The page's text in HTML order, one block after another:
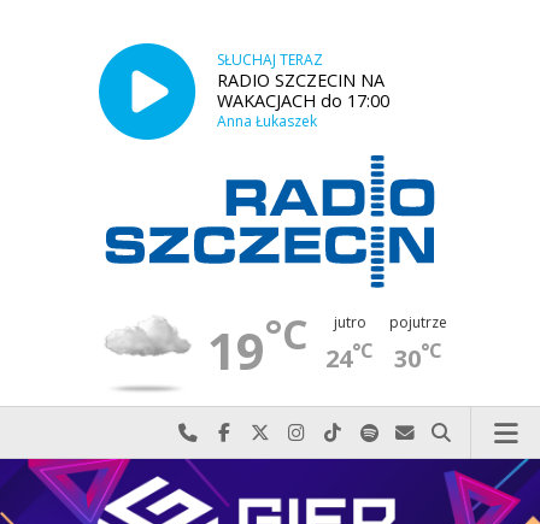
SŁUCHAJ TERAZ
RADIO SZCZECIN NA
WAKACJACH do 17:00
Anna Łukaszek
19°C jutro
24°C
pojutrze
30°C
Najlepiej po prostu do nas zadzwoń
Odwiedź nas na Facebook-u
Odwiedź nas na X
Odwiedź nas na Instagram-ie
Odwiedź nas na TikTok-u
Szukaj nas na Spotify
Wyślij do nas
Szukaj